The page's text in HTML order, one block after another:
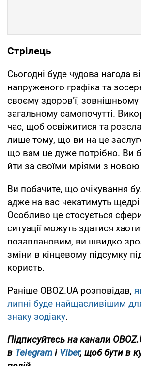
Стрілець
Сьогодні буде чудова нагода
напруженого графіка та
своєму здоров’ї, зовнішньому
загальному самопочутті.
час, щоб освіжитися та
лише тому, що ви на це
що вам це дуже потрібно. Ви
йти за своїми мріями з
Ви побачите, що очікування
адже на вас чекатимуть
Особливо це стосується
ситуації можуть здатися
позаплановим, ви швидко
зміни в кінцевому підсумку
користь.
Раніше OBOZ.UA розповідав,
липні буде найщасливішим
знаку зодіаку.
Підписуйтесь на канали
в Telegram і Viber, щоб бути в